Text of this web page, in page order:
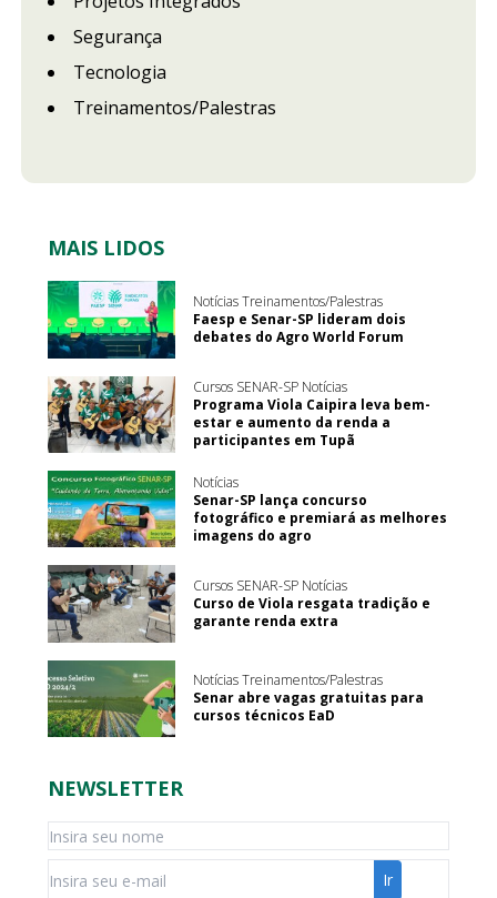
Segurança
Tecnologia
Treinamentos/Palestras
MAIS LIDOS
Notícias Treinamentos/Palestras
Faesp e Senar-SP lideram dois
debates do Agro World Forum
Cursos SENAR-SP Notícias
Programa Viola Caipira leva bem-
estar e aumento da renda a
participantes em Tupã
Notícias
Senar-SP lança concurso
fotográfico e premiará as melhores
imagens do agro
Cursos SENAR-SP Notícias
Curso de Viola resgata tradição e
garante renda extra
Notícias Treinamentos/Palestras
Senar abre vagas gratuitas para
cursos técnicos EaD
NEWSLETTER